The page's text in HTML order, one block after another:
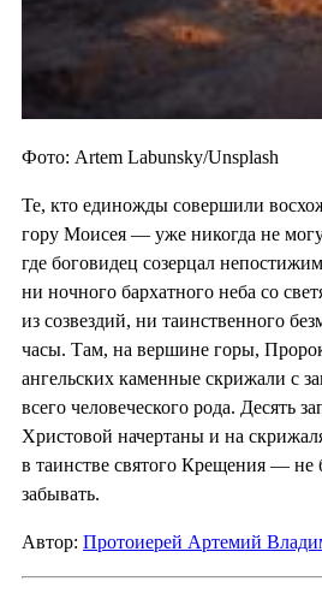
Фото: Artem Labunsky/Unsplash
Те, кто единожды совершили
гору Моисея — уже никогда не
где боговидец созерцал
ни ночного бархатного неба со
из созвездий, ни таинственного
часы. Там, на вершине горы,
ангельских каменные скрижали с
всего человеческого рода. Десять
Христовой начертаны и на
в таинстве святого Крещения — не
забывать.
Автор: Протоиерей Артемий